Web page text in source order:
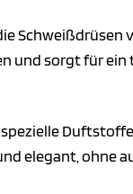
Schweißdrüsen
sorgt für ein
spezielle
elegant, ohne